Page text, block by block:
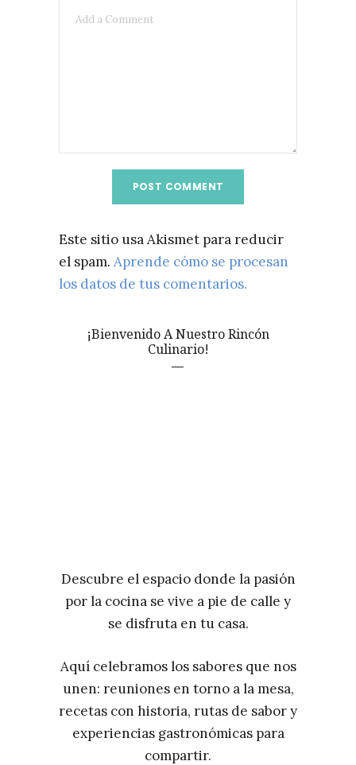
Este sitio usa Akismet para reducir
el spam. Aprende cómo se procesan
los datos de tus comentarios.
¡Bienvenido A Nuestro Rincón
Culinario!
Descubre el espacio donde la pasión
por la cocina se vive a pie de calle y
se disfruta en tu casa.
Aquí celebramos los sabores que nos
unen: reuniones en torno a la mesa,
recetas con historia, rutas de sabor y
experiencias gastronómicas para
compartir.